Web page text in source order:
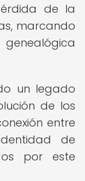
de la
marcando
un legado
de los
entre
de
por este